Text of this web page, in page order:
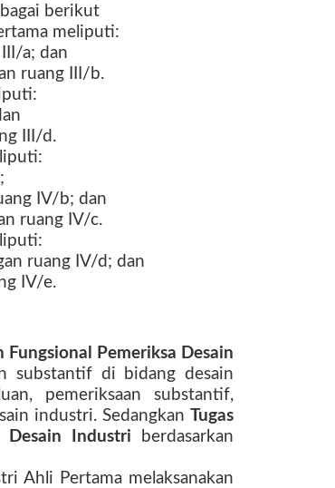
berikut
meliputi:
a; dan
ruang III/b.
III/d.
IV/b; dan
ruang IV/c.
ruang IV/d; dan
IV/e.
Fungsional Pemeriksa Desain
substantif di bidang desain
pemeriksaan substantif,
industri. Sedangkan Tugas
Desain Industri
berdasarkan
Ahli Pertama melaksanakan